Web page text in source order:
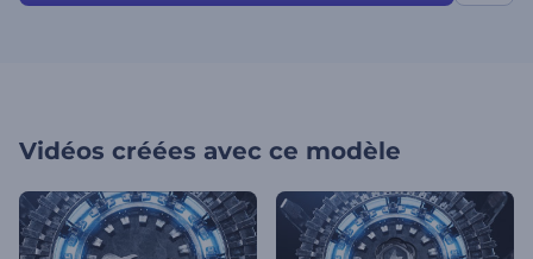
Vidéos créées avec ce modèle